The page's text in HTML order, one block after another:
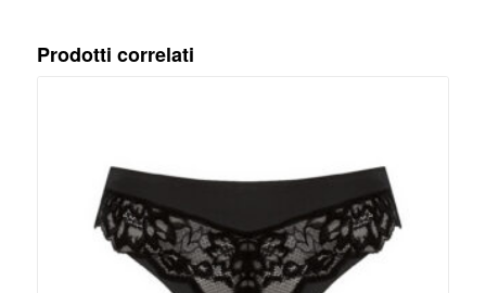
Prodotti correlati